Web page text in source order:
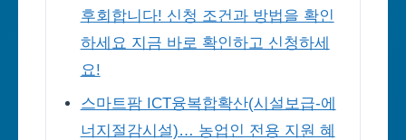
후회합니다! 신청 조건과 방법을 확인
하세요 지금 바로 확인하고 신청하세
요!
스마트팜 ICT융복합확산(시설보급-에
너지절감시설)… 농업인 전용 지원 혜